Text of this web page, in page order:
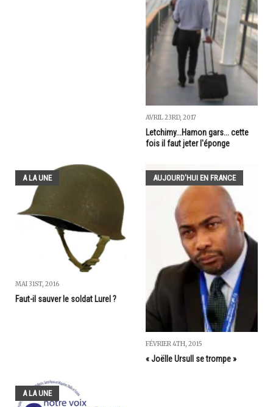
AVRIL 23RD, 2017
Letchimy...Hamon gars... cette
fois il faut jeter l'éponge
A LA UNE
MAI 31ST, 2016
Faut-il sauver le soldat Lurel ?
AUJOURD'HUI EN FRANCE
FÉVRIER 4TH, 2015
« Joëlle Ursull se trompe »
A LA UNE